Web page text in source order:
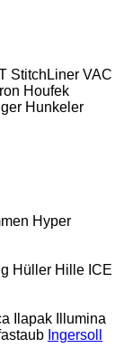
StitchLiner VAC
Houfek
Hunkeler
Hyper
Hüller Hille ICE
Ilapak
Illumina
Ingersoll